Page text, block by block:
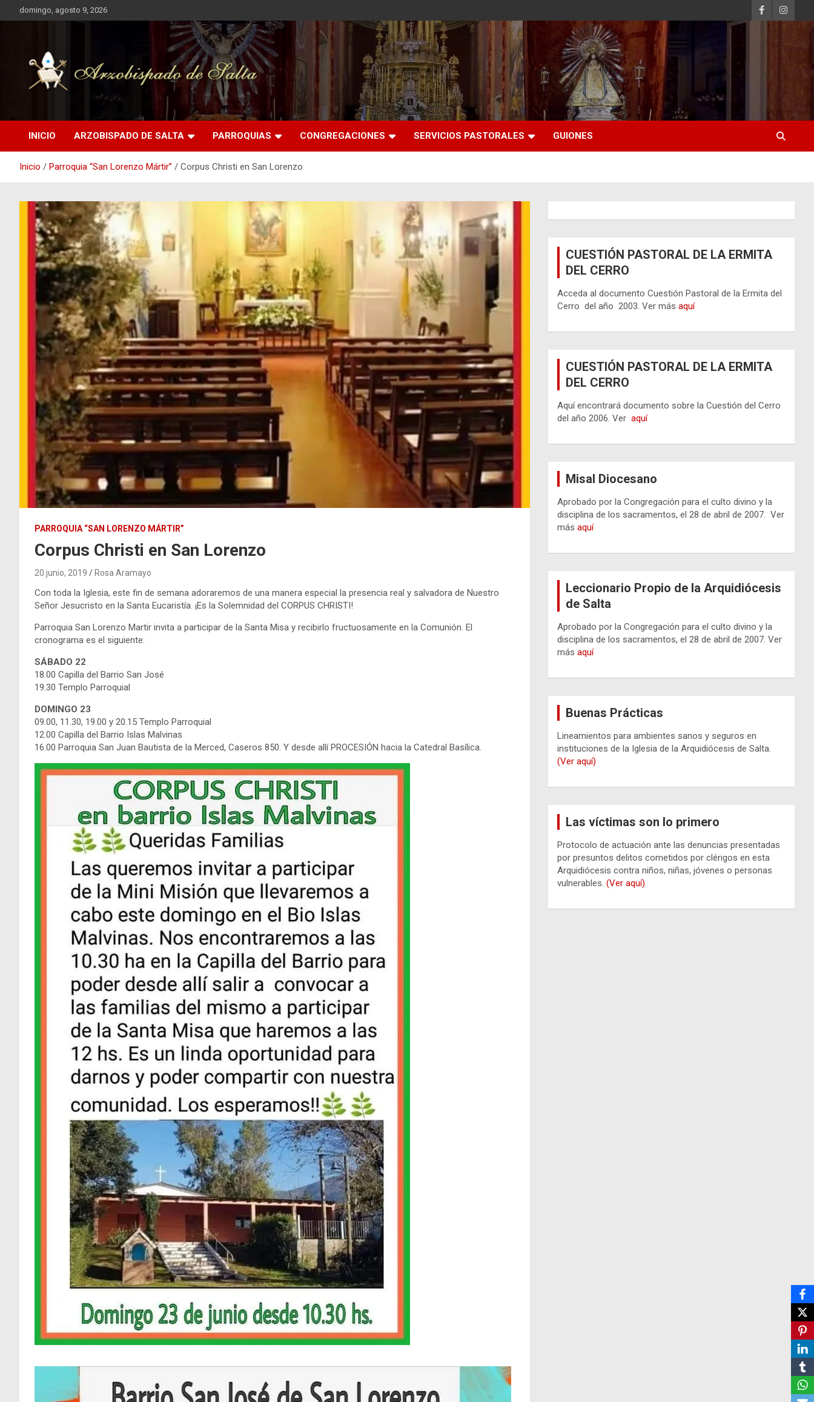
al
domingo, agosto 9, 2026
Arzobispado de Salta
INICIO ARZOBISPADO DE SALTA PARROQUIAS CONGREGACIONES SERVICIOS PASTORALES GUIONES
Inicio Parroquia “San Lorenzo Mártir” Corpus Christi en San Lorenzo
PARROQUIA “SAN LORENZO MÁRTIR”
Corpus Christi en San Lorenzo
20 junio, 2019 Rosa Aramayo
Con toda la Iglesia, este fin de semana adoraremos de una manera especial la presencia real y salvadora de Nuestro
Señor Jesucristo en la Santa Eucaristía. ¡Es la Solemnidad del CORPUS CHRISTI!
Parroquia San Lorenzo Martir invita a participar de la Santa Misa y recibirlo fructuosamente en la Comunión. El
cronograma es el siguiente:
SÁBADO 22
18.00 Capilla del Barrio San José
19.30 Templo Parroquial
DOMINGO 23
09.00, 11.30, 19.00 y 20.15 Templo Parroquial
12.00 Capilla del Barrio Islas Malvinas
16.00 Parroquia San Juan Bautista de la Merced, Caseros 850. Y desde allí PROCESIÓN hacia la Catedral Basílica.
CUESTIÓN PASTORAL DE LA ERMITA
DEL CERRO
Acceda al documento Cuestión Pastoral de la Ermita del
Cerro del año 2003. Ver másaquí
CUESTIÓN PASTORAL DE LA ERMITA
DEL CERRO
Aquí encontrará documento sobre la Cuestión del Cerro
del año 2006. Veraquí
Misal Diocesano
Aprobado por la Congregación para el culto divino y la
disciplina de los sacramentos, el 28 de abril de 2007. Ver
másaquí
Leccionario Propio de la Arquidiócesis
de Salta
Aprobado por la Congregación para el culto divino y la
disciplina de los sacramentos, el 28 de abril de 2007. Ver
másaquí
Buenas Prácticas
Lineamientos para ambientes sanos y seguros en
instituciones de la Iglesia de la Arquidiócesis de Salta.
(Ver aquí)
Las víctimas son lo primero
Protocolo de actuación ante las denuncias presentadas
por presuntos delitos cometidos por clérigos en esta
Arquidiócesis contra niños, niñas, jóvenes o personas
vulnerables.(Ver aquí)